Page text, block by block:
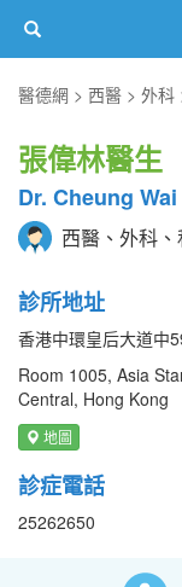
醫德網
西醫 外科
張偉林醫生
Dr. Cheung
西醫、外科
診所地址
香港中環皇后大道中
Room 1005, Asia
Central, Hong Kong
地圖
診症電話
25262650